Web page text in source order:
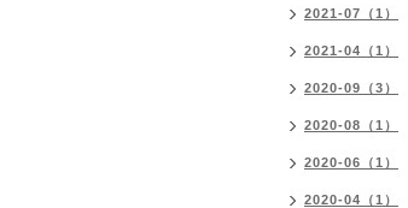
2021-07（1）
2021-04（1）
2020-09（3）
2020-08（1）
2020-06（1）
2020-04（1）